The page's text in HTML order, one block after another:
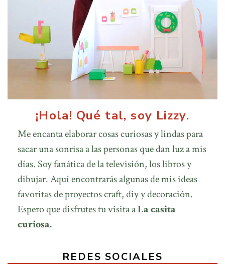
¡Hola! Qué tal, soy Lizzy.
Me encanta elaborar cosas curiosas y lindas para
sacar una sonrisa a las personas que dan luz a mis
días. Soy fanática de la televisión, los libros y
dibujar. Aquí encontrarás algunas de mis ideas
favoritas de proyectos craft, diy y decoración.
Espero que disfrutes tu visita aLa casita
curiosa.
REDES SOCIALES